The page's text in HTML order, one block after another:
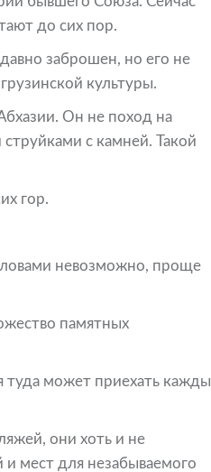
до сих пор.
заброшен, но его не
культуры.
Он не поход на
с камней. Такой
гор.
невозможно, проще
памятных
туда может приехать
они хоть и не
и мест для незабываемого